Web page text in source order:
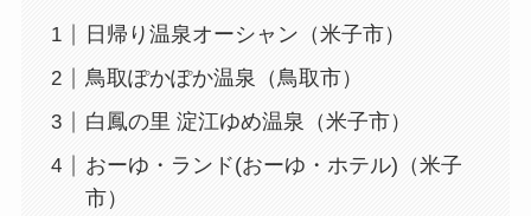
日帰り温泉オーシャン（米子市）
鳥取ぽかぽか温泉（鳥取市）
白鳳の里 淀江ゆめ温泉（米子市）
おーゆ・ランド(おーゆ・ホテル)（米子
市）